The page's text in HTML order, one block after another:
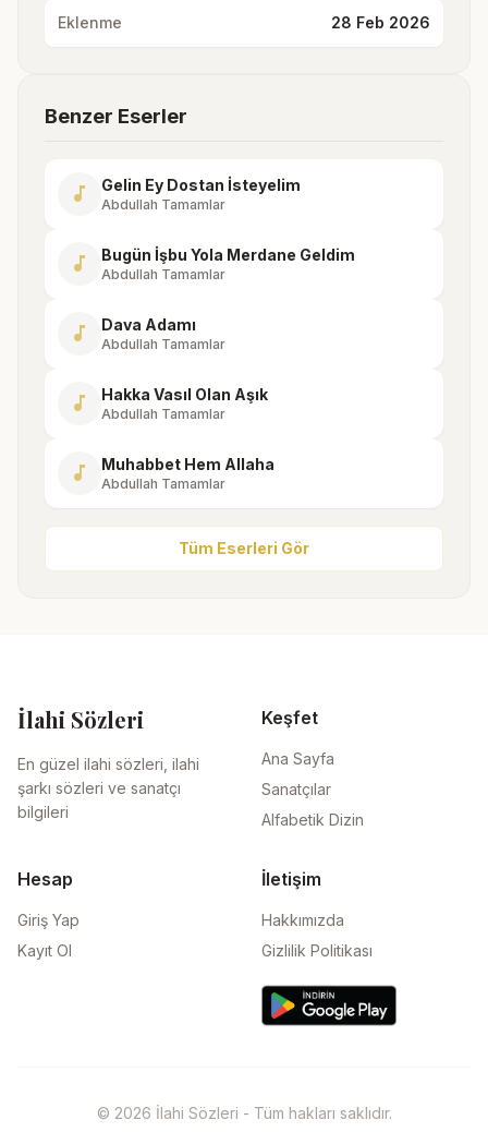
Eklenme 28 Feb 2026
Benzer Eserler
music_note Gelin Ey Dostan İsteyelim
Abdullah Tamamlar
music_note Bugün İşbu Yola Merdane Geldim
Abdullah Tamamlar
music_note Dava Adamı
Abdullah Tamamlar
music_note Hakka Vasıl Olan Aşık
Abdullah Tamamlar
music_note Muhabbet Hem Allaha
Abdullah Tamamlar
Tüm Eserleri Gör
İlahi Sözleri
En güzel ilahi sözleri, ilahi
şarkı sözleri ve sanatçı
bilgileri
Keşfet
Ana Sayfa
Sanatçılar
Alfabetik Dizin
Hesap
Giriş Yap
Kayıt Ol
İletişim
Hakkımızda
Gizlilik Politikası
© 2026 İlahi Sözleri - Tüm hakları saklıdır.